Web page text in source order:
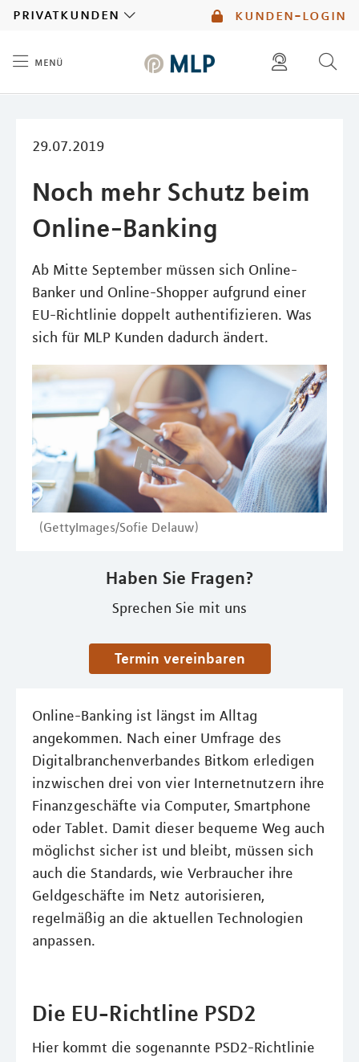
kunden-login
privatkunden
menü
29.07.2019
Noch mehr Schutz beim
Online-Banking
Ab Mitte September müssen sich Online-
Banker und Online-Shopper aufgrund einer
EU-Richtlinie doppelt authentifizieren. Was
sich für MLP Kunden dadurch ändert.
(GettyImages/Sofie Delauw)
Haben Sie Fragen?
Sprechen Sie mit uns
Termin vereinbaren
Online-Banking ist längst im Alltag
angekommen. Nach einer Umfrage des
Digitalbranchenverbandes Bitkom erledigen
inzwischen drei von vier Internetnutzern ihre
Finanzgeschäfte via Computer, Smartphone
oder Tablet. Damit dieser bequeme Weg auch
möglichst sicher ist und bleibt, müssen sich
auch die Standards, wie Verbraucher ihre
Geldgeschäfte im Netz autorisieren,
regelmäßig an die aktuellen Technologien
anpassen.
Die EU-Richtline PSD2
Hier kommt die sogenannte PSD2-Richtlinie